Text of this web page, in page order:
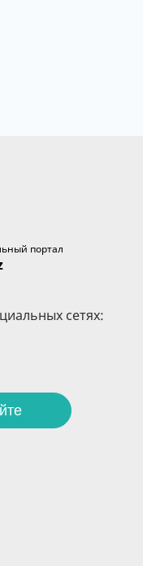
портал
сетях: